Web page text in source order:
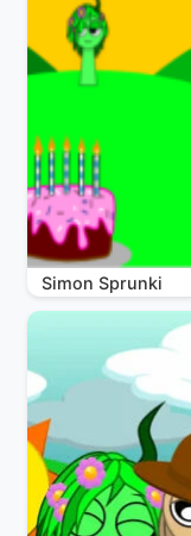
Simon Sprunki